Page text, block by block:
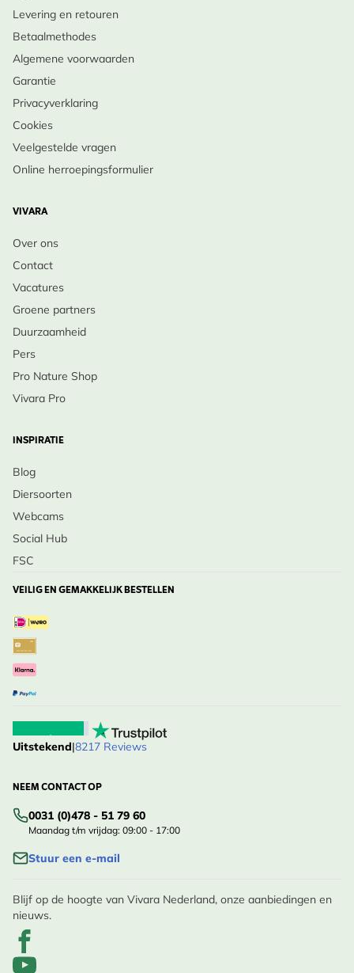
Levering en retouren
Betaalmethodes
Algemene voorwaarden
Garantie
Privacyverklaring
Cookies
Veelgestelde vragen
Online herroepingsformulier
VIVARA
Over ons
Contact
Vacatures
Groene partners
Duurzaamheid
Pers
Pro Nature Shop
Vivara Pro
INSPIRATIE
Blog
Diersoorten
Webcams
Social Hub
FSC
VEILIG EN GEMAKKELIJK BESTELLEN
Uitstekend|8217 Reviews
NEEM CONTACT OP
0031 (0)478 - 51 79 60
Maandag t/m vrijdag: 09:00 - 17:00
Stuur een e-mail
Blijf op de hoogte van Vivara Nederland, onze aanbiedingen en
nieuws.